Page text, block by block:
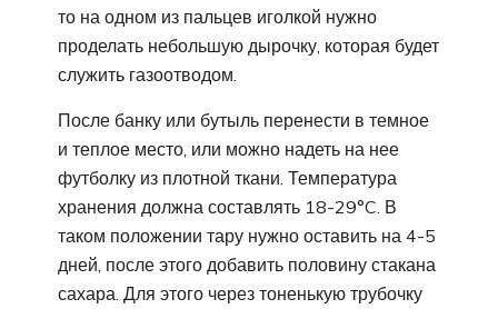
то на одном из пальцев иголкой нужно
проделать небольшую дырочку, которая будет
служить газоотводом.
После банку или бутыль перенести в темное
и теплое место, или можно надеть на нее
футболку из плотной ткани. Температура
хранения должна составлять 18-29°C. В
таком положении тару нужно оставить на 4-5
дней, после этого добавить половину стакана
сахара. Для этого через тоненькую трубочку